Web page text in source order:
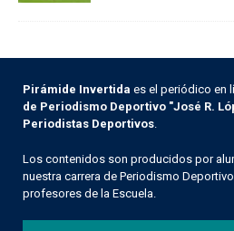
Pirámide Invertida es el periódico en
de Periodismo Deportivo "José R.
Periodistas Deportivos.
Los contenidos son producidos por
nuestra carrera de Periodismo
profesores de la Escuela.